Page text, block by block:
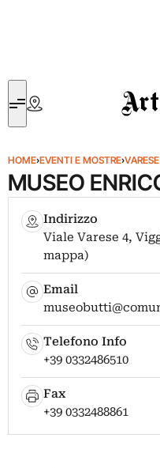
Artribune
HOME›EVENTI E MOSTRE›VARESE
MUSEO
Indirizzo
Viale Varese 4,
mappa)
Email
Telefono Info
+39 0332486510
Fax
+39 0332488861